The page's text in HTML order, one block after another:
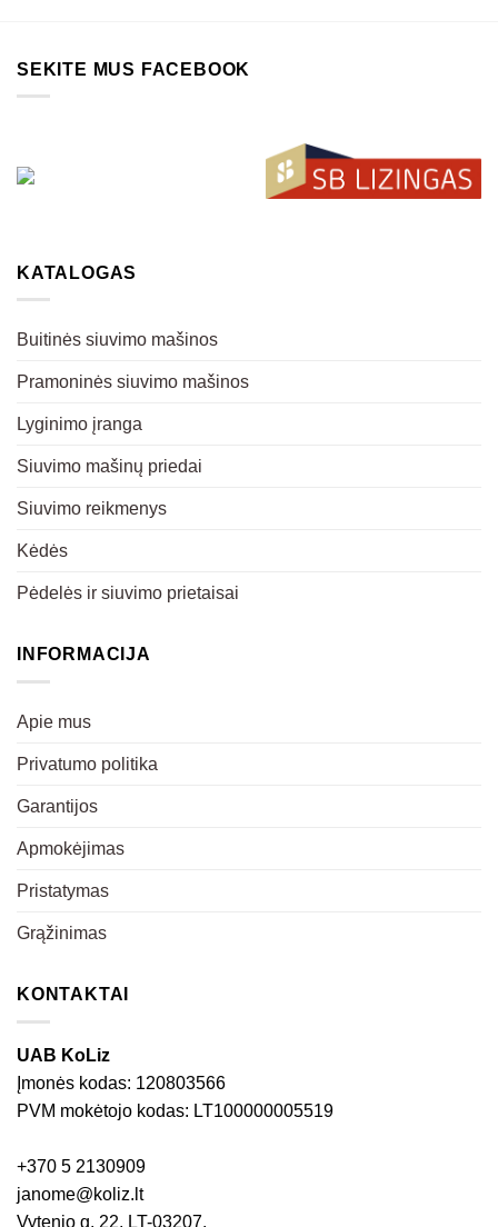
SEKITE MUS FACEBOOK
KATALOGAS
Buitinės siuvimo mašinos
Pramoninės siuvimo mašinos
Lyginimo įranga
Siuvimo mašinų priedai
Siuvimo reikmenys
Kėdės
Pėdelės ir siuvimo prietaisai
INFORMACIJA
Apie mus
Privatumo politika
Garantijos
Apmokėjimas
Pristatymas
Grąžinimas
KONTAKTAI
UAB KoLiz
Įmonės kodas: 120803566
PVM mokėtojo kodas: LT100000005519
+370 5 2130909
janome@koliz.lt
Vytenio g. 22, LT-03207,